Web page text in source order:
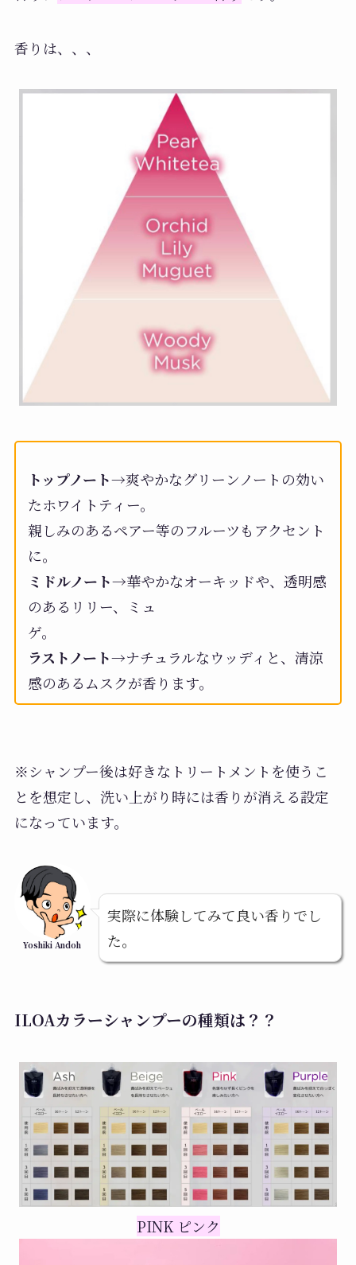
香りは、、、
トップノート→爽やかなグリーンノートの効い
たホワイトティー。
親しみのあるペアー等のフルーツもアクセント
に。
ミドルノート→華やかなオーキッドや、透明感
のあるリリー、ミュ
ゲ。
ラストノート→ナチュラルなウッディと、清涼
感のあるムスクが香ります。
※シャンプー後は好きなトリートメントを使うこ
とを想定し、洗い上がり時には香りが消える設定
になっています。
Yoshiki Andoh
実際に体験してみて良い香りでし
た。
ILOAカラーシャンプーの種類は？？
PINK ピンク